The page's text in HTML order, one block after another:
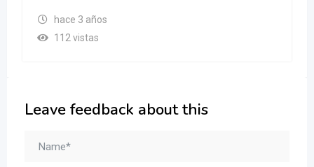
hace 3 años
112 vistas
Leave feedback about this